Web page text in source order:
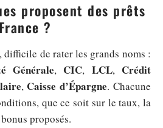
proposent des prêts
?
difficile de rater les grands noms :
Générale, CIC, LCL, Crédit
, Caisse d’Épargne. Chacune
que ce soit sur le taux, la
proposés.